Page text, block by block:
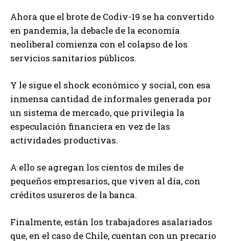
Ahora que el brote de Codiv-19 se ha convertido
en pandemia, la debacle de la economía
neoliberal comienza con el colapso de los
servicios sanitarios públicos.
Y le sigue el shock económico y social, con esa
inmensa cantidad de informales generada por
un sistema de mercado, que privilegia la
especulación financiera en vez de las
actividades productivas.
A ello se agregan los cientos de miles de
pequeños empresarios, que viven al día, con
créditos usureros de la banca.
Finalmente, están los trabajadores asalariados
que, en el caso de Chile, cuentan con un precario